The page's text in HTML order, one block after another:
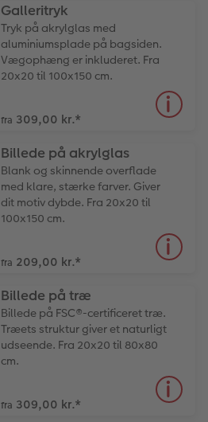
Galleritryk
Tryk på akrylglas med
aluminiumsplade på bagsiden.
Vægophæng er inkluderet. Fra
20x20 til 100x150 cm.
fra 309,00 kr.*
Billede på akrylglas
Blank og skinnende overflade
med klare, stærke farver. Giver
dit motiv dybde. Fra 20x20 til
100x150 cm.
fra 209,00 kr.*
Billede på træ
Billede på FSC®-certificeret træ.
Træets struktur giver et naturligt
udseende. Fra 20x20 til 80x80
cm.
fra 309,00 kr.*